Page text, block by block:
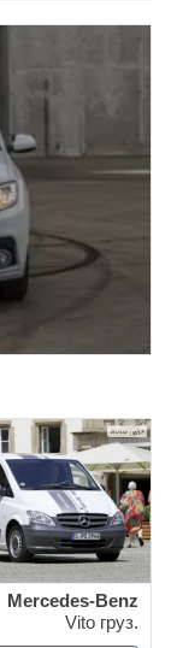
Mercedes-Benz
Vito груз.